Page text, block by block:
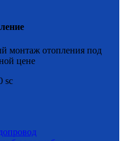
монтаж отопления под
цене
sc